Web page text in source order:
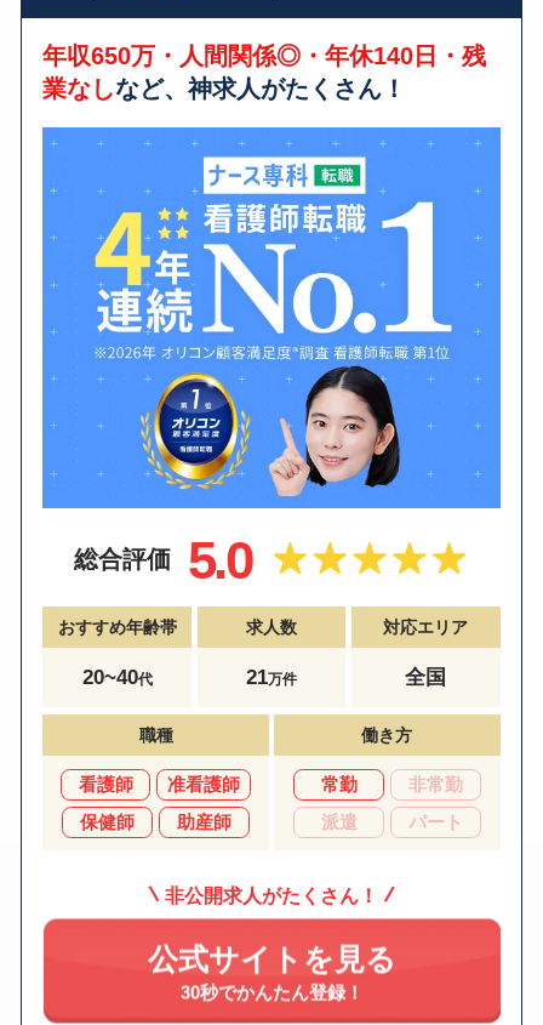
年収650万・人間関係◎・年休140日・残
業なしなど、神求人がたくさん！
総合評価 5.0
おすすめ年齢帯
20~40代
求人数
21万件
対応エリア
全国
職種
看護師
准看護師
保健師
助産師
働き方
常勤
非常勤
派遣
パート
非公開求人がたくさん！
公式サイトを見る
30秒でかんたん登録！